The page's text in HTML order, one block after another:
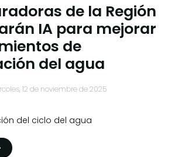
de la Región
IA para mejorar
de
del agua
12 de noviembre de 2025
del ciclo del agua